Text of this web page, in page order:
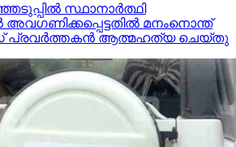
സ്ഥാനാര്‍ത്ഥി
മനംനൊന്ത്
ആത്മഹത്യ ചെയ്തു